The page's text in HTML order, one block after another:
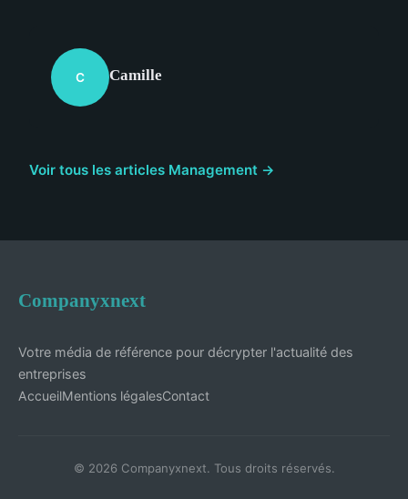
C Camille
Voir tous les articles Management →
Companyxnext
Votre média de référence pour décrypter l'actualité des
entreprises
AccueilMentions légalesContact
© 2026 Companyxnext. Tous droits réservés.